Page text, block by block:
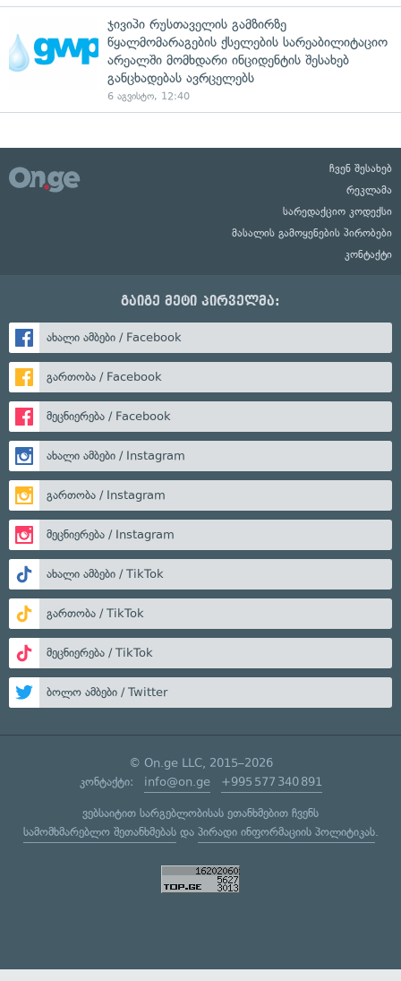
ჯივიპი რუსთაველის გამზირზე
წყალმომარაგების ქსელების სარეაბილიტაციო
არეალში მომხდარი ინციდენტის შესახებ
განცხადებას ავრცელებს
6 აგვისტო, 12:40
ჩვენ შესახებ
რეკლამა
სარედაქციო კოდექსი
მასალის გამოყენების პირობები
კონტაქტი
გაიგე მეტი პირველმა:
ახალი ამბები / Facebook
გართობა / Facebook
მეცნიერება / Facebook
ახალი ამბები / Instagram
გართობა / Instagram
მეცნიერება / Instagram
ახალი ამბები / TikTok
გართობა / TikTok
მეცნიერება / TikTok
ბოლო ამბები / Twitter
© On.ge LLC, 2015–2026
კონტაქტი: info@on.ge +995 577 340 891
ვებსაიტით სარგებლობისას ეთანხმებით ჩვენს
სამომხმარებლო შეთანხმებასდა პირადი ინფორმაციის პოლიტიკას.